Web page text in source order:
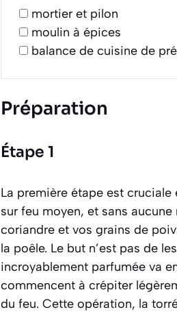
mortier et pilon
moulin à épices
balance de cuisine de
Préparation
Étape 1
La première étape est
sur feu moyen, et sans
coriandre et vos grains de
la poêle. Le but n’est pas de
incroyablement parfumée va
commencent à crépiter
du feu. Cette opération, la